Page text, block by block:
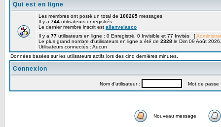
Qui est en ligne
Les membres ont posté un total de 100265 messages
Il y a 744 utilisateurs enregistrés
Le dernier membre inscrit est allanvelasco
Il y a 77 utilisateurs en ligne : 0 Enregistré, 0 Invisible et 77 Invités [
Le plus grand nombre d'utilisateurs en ligne a été de 2328 le Dim 09 Août
Utilisateurs connectés : Aucun
Données basées sur les utilisateurs actifs lors des cinq dernières minutes.
Connexion
Nom d'utilisateur : Mot de passe
Nouveau message